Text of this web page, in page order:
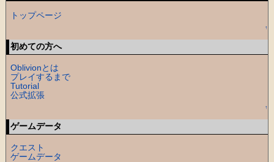
トップページ
↑
初めての方へ
Oblivionとは
プレイするまで
Tutorial
公式拡張
↑
ゲームデータ
クエスト
ゲームデータ